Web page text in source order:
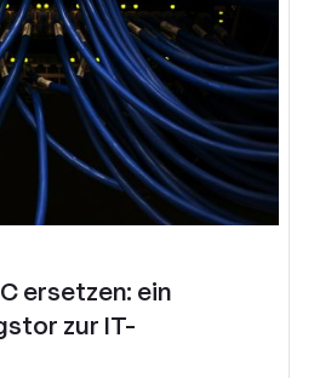
ersetzen: ein
zur IT-